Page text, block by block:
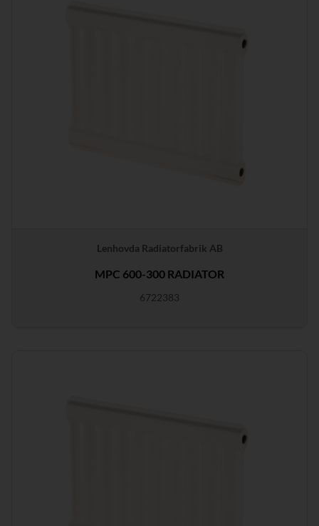
Lenhovda Radiatorfabrik AB
MPC 600-300 RADIATOR
6722383